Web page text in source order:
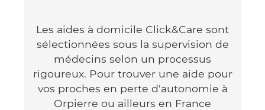
Les aides à domicile Click&Care sont
sélectionnées sous la supervision de
médecins selon un processus
rigoureux. Pour trouver une aide pour
vos proches en perte d'autonomie à
Orpierre ou ailleurs en France